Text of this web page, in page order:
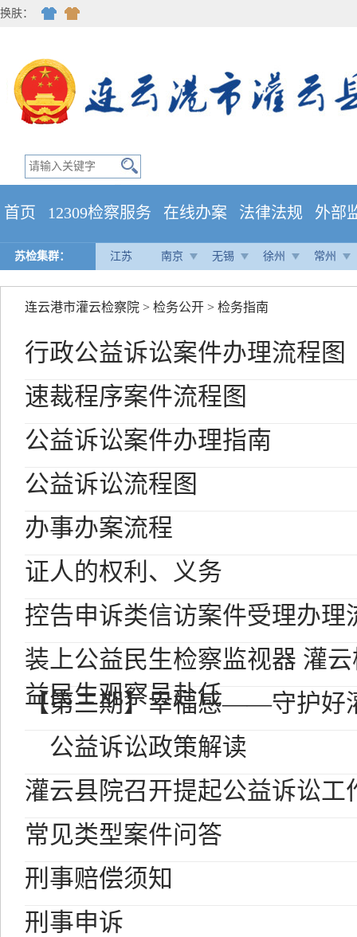
换肤：
首页 12309检察服务 在线办案 法律法规 外部
苏检集群： 江苏 南京 无锡 徐州 常州
连云港市灌云检察院 > 检务公开 > 检务指南
行政公益诉讼案件办理流程图
速裁程序案件流程图
公益诉讼案件办理指南
公益诉讼流程图
办事办案流程
证人的权利、义务
控告申诉类信访案件受理办理
装上公益民生检察监视器 灌
益民生观察员赴任
【第三期】幸福感——守护好
公益诉讼政策解读
灌云县院召开提起公益诉讼工
常见类型案件问答
刑事赔偿须知
刑事申诉